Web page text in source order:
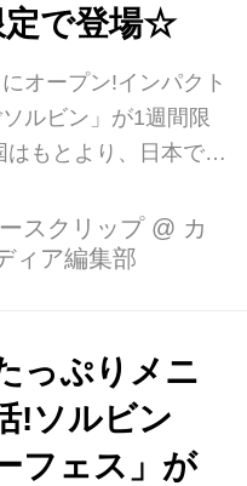
今年も登場☆ 10月
原宿、
SULBING仙台の3店舗
売されます。 イート
定で登場☆
オープン!インパクト
ルビン」が1週間限
もとより、日本でも
大人気のコリアンデ
ソルビ
東北初出店となる
記念で生いちごソル
したいのは、オープン
や福岡・天神のソル
だった人気メニュー
スクリップ @ カ
ィア編集部
っぷりメニ
!ソルビン
フェス」が